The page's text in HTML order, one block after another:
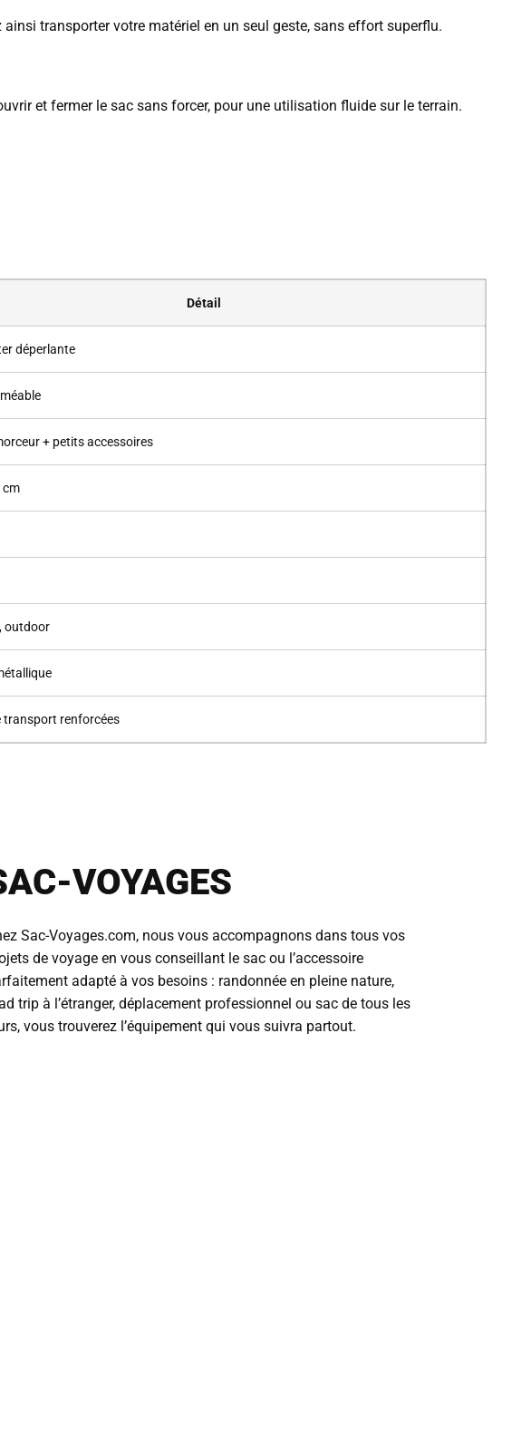
transporter votre matériel en un seul geste, sans effort superflu.
et fermer le sac sans forcer, pour une utilisation fluide sur le terrain.
Détail
déperlante
+ petits accessoires
cm
outdoor
transport renforcées
VOYAGES
Sac-Voyages.com, nous vous accompagnons dans tous vos
de voyage en vous conseillant le sac ou l’accessoire
adapté à vos besoins : randonnée en pleine nature,
trip à l’étranger, déplacement professionnel ou sac de tous les
vous trouverez l’équipement qui vous suivra partout.